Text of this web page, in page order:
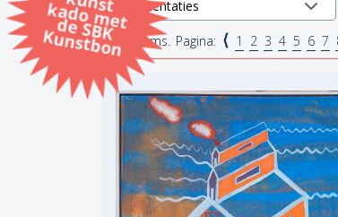
k
d
K6453 items. Pagina: ⟨ 1 2 3 4 5 6 7